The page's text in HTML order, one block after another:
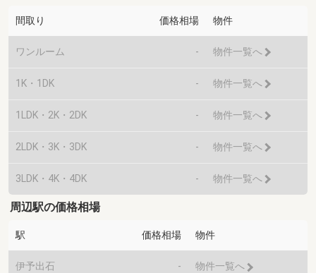
間取り 価格相場 物件
ワンルーム - 物件一覧へ
1K・1DK - 物件一覧へ
1LDK・2K・2DK - 物件一覧へ
2LDK・3K・3DK - 物件一覧へ
3LDK・4K・4DK - 物件一覧へ
周辺駅の価格相場
駅 価格相場 物件
伊予出石 - 物件一覧へ